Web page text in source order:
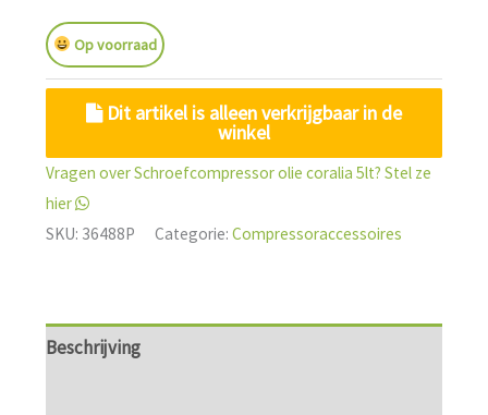
Op voorraad
Dit artikel is alleen verkrijgbaar in de
winkel
Vragen over Schroefcompressor olie coralia 5lt? Stel ze
hier
SKU: 36488P Categorie: Compressoraccessoires
Beschrijving